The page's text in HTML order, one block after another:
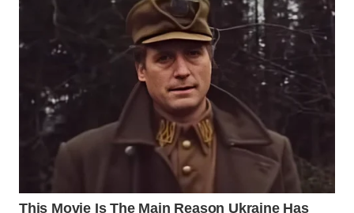
WAHANA
WAHANA
UMKM